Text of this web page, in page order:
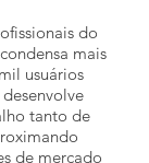
do
mais
usuários
tanto de
de mercado